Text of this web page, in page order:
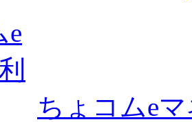
ちょコムe